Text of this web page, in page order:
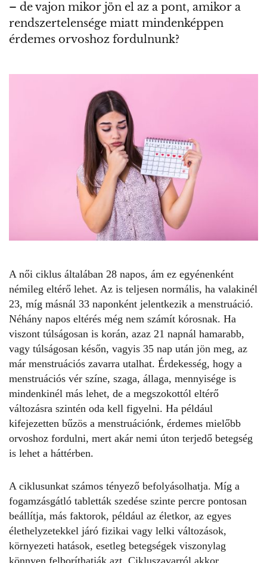
– de vajon mikor jön el az a pont, amikor a
rendszertelensége miatt mindenképpen
érdemes orvoshoz fordulnunk?
A női ciklus általában 28 napos, ám ez egyénenként
némileg eltérő lehet. Az is teljesen normális, ha valakinél
23, míg másnál 33 naponként jelentkezik a menstruáció.
Néhány napos eltérés még nem számít kórosnak. Ha
viszont túlságosan is korán, azaz 21 napnál hamarabb,
vagy túlságosan későn, vagyis 35 nap után jön meg, az
már menstruációs zavarra utalhat. Érdekesség, hogy a
menstruációs vér színe, szaga, állaga, mennyisége is
mindenkinél más lehet, de a megszokottól eltérő
változásra szintén oda kell figyelni. Ha például
kifejezetten bűzös a menstruációnk, érdemes mielőbb
orvoshoz fordulni, mert akár nemi úton terjedő betegség
is lehet a háttérben.
A ciklusunkat számos tényező befolyásolhatja. Míg a
fogamzásgátló tabletták szedése szinte percre pontosan
beállítja, más faktorok, például az életkor, az egyes
élethelyzetekkel járó fizikai vagy lelki változások,
környezeti hatások, esetleg betegségek viszonylag
könnyen felboríthatják azt. Cikluszavarról akkor